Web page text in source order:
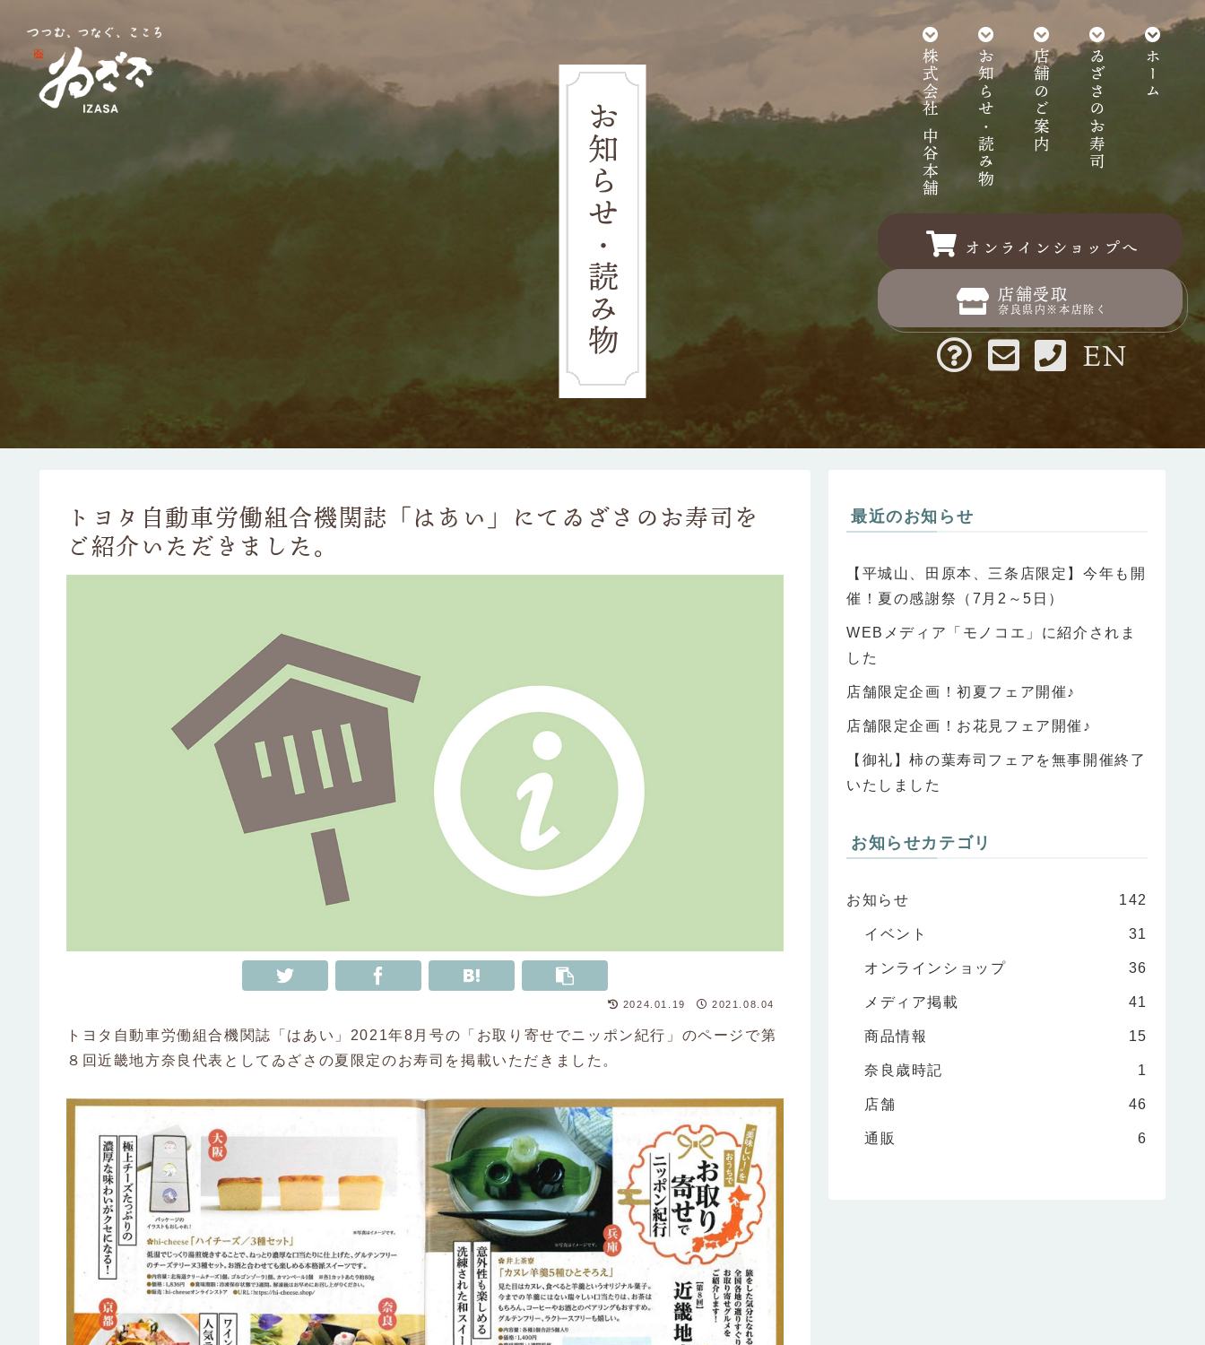
ホーム
ゐざさのお寿司
店舗のご案内
お知らせ・読み物
株式会社 中谷本舗
オンラインショップへ
店舗受取
奈良県内※本店除く
EN
お知らせ・読み物
トヨタ自動車労働組合機関誌「はあい」にてゐざさのお寿司を
ご紹介いただきました。
2024.01.19 2021.08.04
トヨタ自動車労働組合機関誌「はあい」2021年8月号の「お取り寄せでニッポン紀行」のページで第
８回近畿地方奈良代表としてゐざさの夏限定のお寿司を掲載いただきました。
最近のお知らせ
【平城山、田原本、三条店限定】今年も開
催！夏の感謝祭（7月2～5日）
WEBメディア「モノコエ」に紹介されま
した
店舗限定企画！初夏フェア開催♪
店舗限定企画！お花見フェア開催♪
【御礼】柿の葉寿司フェアを無事開催終了
いたしました
お知らせカテゴリ
お知らせ 142
イベント 31
オンラインショップ 36
メディア掲載 41
商品情報 15
奈良歳時記 1
店舗 46
通販 6